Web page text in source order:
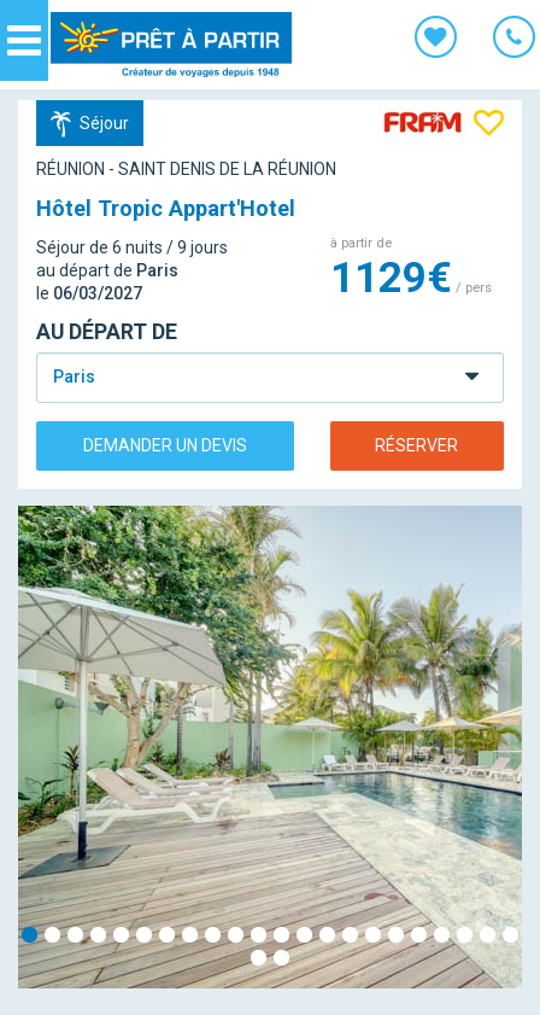
Navigation
Séjour
RÉUNION - SAINT DENIS DE LA RÉUNION
Hôtel Tropic Appart'Hotel
Séjour de 6 nuits / 9 jours
au départ de Paris
le 06/03/2027
à partir de
1129€ / pers
AU DÉPART DE
Paris
DEMANDER UN DEVIS RÉSERVER
Panneau de gestion des cookies